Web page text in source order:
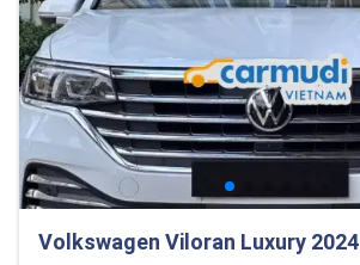
Volkswagen Viloran Luxury 2024